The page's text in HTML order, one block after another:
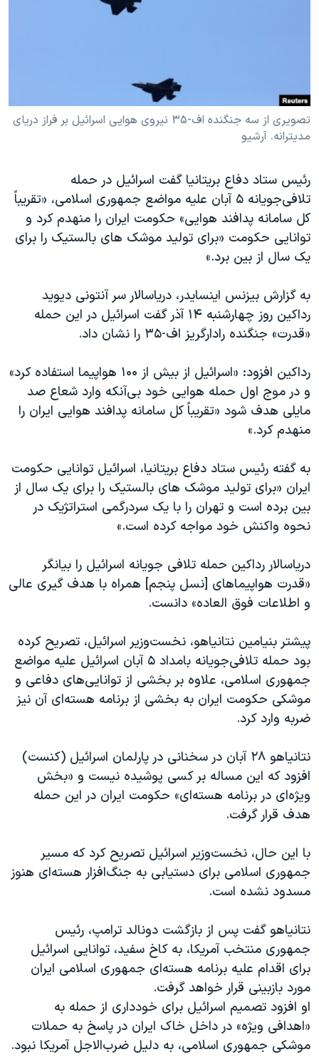
اسرائیل در جنگ
گالری عکس
ورزش زنان در ایران
اعتراضات زن، زندگی، آزادی
تریبونال مردمی آبان ۹۸
دادگاه حمید نوری
چهل سال گروگان‌گیری
اعتراضات مردمی آبان ۹۸
اسرائیل در جنگ
همایش محافظه‌کاران آمریکا «سی‌پک»
صفحه‌های ویژه
سفر پرزیدنت ترامپ به چین
زبانهای مختلف
تصویری از سه جنگنده اف-۳۵ نیروی هوایی اسرائیل بر فراز دریای
مدیترانه. آرشیو
رئیس ستاد دفاع بریتانیا گفت اسرائیل در حمله
تلافی‌جویانه ۵ آبان علیه مواضع جمهوری اسلامی، «تقریباً
کل سامانه پدافند هوایی» حکومت ایران را منهدم کرد و
توانایی حکومت «برای تولید موشک های بالستیک را برای
یک سال از بین برد.»
به گزارش بیزنس اینسایدر، دریاسالار سر آنتونی دیوید
رداکین روز چهارشنبه ۱۴ آذر گفت اسرائیل در این حمله
«قدرت» جنگنده رادارگریز اف-۳۵ را نشان داد.
رداکین افزود: «اسرائیل از بیش از ۱۰۰ هواپیما استفاده کرد»
و در موج اول حمله هوایی خود بی‌آنکه وارد شعاع صد
مایلی هدف شود «تقریباً کل سامانه پدافند هوایی ایران را
منهدم کرد.»
به گفته رئیس ستاد دفاع بریتانیا، اسرائیل توانایی حکومت
ایران «برای تولید موشک های بالستیک را برای یک سال از
بین برده است و تهران را با یک سردرگمی استراتژیک در
نحوه واکنش خود مواجه کرده است.»
دریاسالار رداکین حمله تلافی جویانه اسرائیل را بیانگر
«قدرت هواپیماهای [نسل پنجم] همراه با هدف گیری عالی
و اطلاعات فوق العاده» دانست.
پیشتر بنیامین نتانیاهو، نخست‌وزیر اسرائیل، تصریح کرده
بود حمله تلافی‌جویانه بامداد ۵ آبان اسرائیل علیه مواضع
جمهوری اسلامی، علاوه بر بخشی از توانایی‌های دفاعی و
موشکی حکومت ایران به بخشی از برنامه هسته‌ای آن نیز
ضربه وارد کرد.
نتانیاهو ۲۸ آبان در سخنانی در پارلمان اسرائیل (کنست)
افزود که این مساله بر کسی پوشیده نیست و «بخش
ویژه‌ای در برنامه هسته‌ای» حکومت ایران در این حمله
هدف قرار گرفت.
با این حال، نخست‌وزیر اسرائیل تصریح کرد که مسیر
جمهوری اسلامی برای دستیابی به جنگ‌افزار هسته‌ای هنوز
مسدود نشده است.
نتانیاهو گفت پس از بازگشت دونالد ترامپ، رئیس
جمهوری منتخب آمریکا، به کاخ سفید، توانایی اسرائیل
برای اقدام علیه برنامه هسته‌ای جمهوری اسلامی ایران
مورد بازبینی قرار خواهد گرفت.
او افزود تصمیم اسرائیل برای خودداری از حمله به
«اهدافی ویژه» در داخل خاک ایران در پاسخ به حملات
موشکی جمهوری اسلامی، به دلیل ضرب‌الاجل آمریکا نبود.